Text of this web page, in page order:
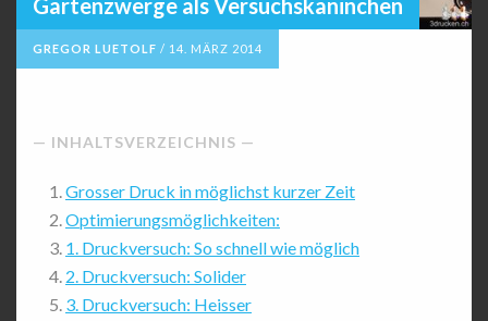
Gartenzwerge als Versuchskaninchen
GREGOR LUETOLF / 14. MÄRZ 2014
INHALTSVERZEICHNIS
Grosser Druck in möglichst kurzer Zeit
Optimierungsmöglichkeiten:
1. Druckversuch: So schnell wie möglich
2. Druckversuch: Solider
3. Druckversuch: Heisser